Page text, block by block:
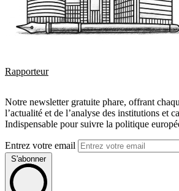
Rapporteur
Notre newsletter gratuite phare, offrant
l’actualité et de l’analyse des institutions et
Indispensable pour suivre la politique
Entrez votre email
S'abonner